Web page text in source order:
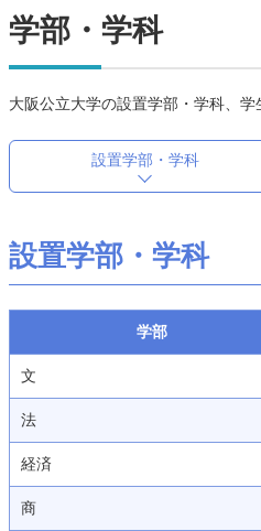
学部・学科
大阪公立大学の設置学部・学科、学
設置学部・学科
設置学部・学科
学部
文
法
経済
商